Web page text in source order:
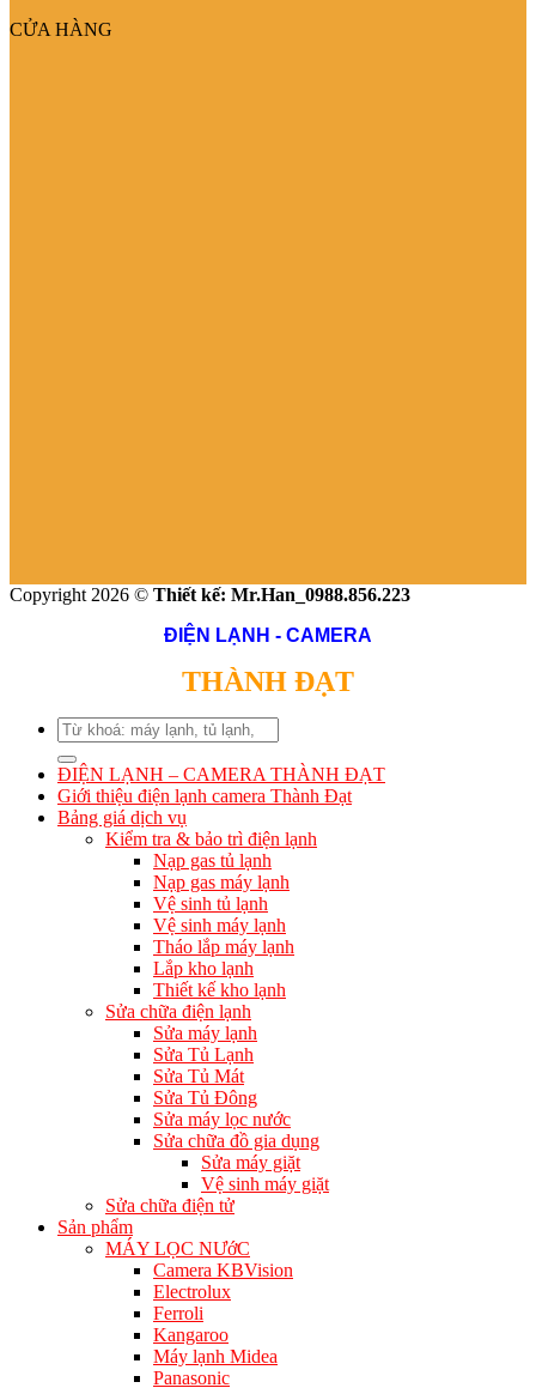
CỬA HÀNG
Copyright 2026 © Thiết kế: Mr.Han_0988.856.223
ĐIỆN LẠNH - CAMERA
THÀNH ĐẠT
Search
for:
ĐIỆN LẠNH – CAMERA THÀNH ĐẠT
Giới thiệu điện lạnh camera Thành Đạt
Bảng giá dịch vụ
Kiểm tra & bảo trì điện lạnh
Nạp gas tủ lạnh
Nạp gas máy lạnh
Vệ sinh tủ lạnh
Vệ sinh máy lạnh
Tháo lắp máy lạnh
Lắp kho lạnh
Thiết kế kho lạnh
Sửa chữa điện lạnh
Sửa máy lạnh
Sửa Tủ Lạnh
Sửa Tủ Mát
Sửa Tủ Đông
Sửa máy lọc nước
Sửa chữa đồ gia dụng
Sửa máy giặt
Vệ sinh máy giặt
Sửa chữa điện tử
Sản phẩm
MÁY LỌC NƯớC
Camera KBVision
Electrolux
Ferroli
Kangaroo
Máy lạnh Midea
Panasonic